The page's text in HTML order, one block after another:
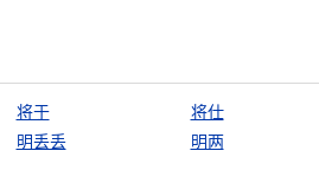
将于
将仕
明丢丢 明两